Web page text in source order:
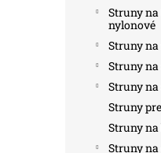
Struny
nylonové
Struny
Struny
Struny
Struny
Struny
Struny